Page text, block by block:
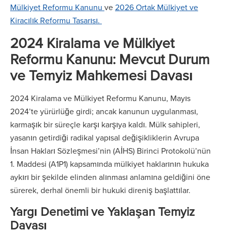
Mülkiyet Reformu Kanunu ve2026 Ortak Mülkiyet ve
Kiracılık Reformu Tasarısı.
2024 Kiralama ve Mülkiyet
Reformu Kanunu: Mevcut Durum
ve Temyiz Mahkemesi Davası
2024 Kiralama ve Mülkiyet Reformu Kanunu, Mayıs
2024’te yürürlüğe girdi; ancak kanunun uygulanması,
karmaşık bir süreçle karşı karşıya kaldı. Mülk sahipleri,
yasanın getirdiği radikal yapısal değişikliklerin Avrupa
İnsan Hakları Sözleşmesi’nin (AİHS) Birinci Protokolü’nün
1. Maddesi (A1P1) kapsamında mülkiyet haklarının hukuka
aykırı bir şekilde elinden alınması anlamına geldiğini öne
sürerek, derhal önemli bir hukuki direniş başlattılar.
Yargı Denetimi ve Yaklaşan Temyiz
Davası